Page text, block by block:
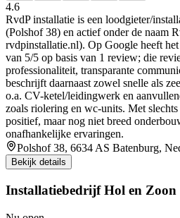
4.6
RvdP installatie is een loodgieter/
(Polshof 38) en actief onder de naam
rvdpinstallatie.nl). Op Google heeft
van 5/5 op basis van 1 review; die
professionaliteit, transparante
beschrijft daarnaast zowel snelle als
o.a. CV-ketel/leidingwerk en
zoals riolering en wc-units. Met
positief, maar nog niet breed
onafhankelijke ervaringen.
Polshof 38, 6634 AS Batenburg,
Bekijk details
Installatiebedrijf Hol en Zoon